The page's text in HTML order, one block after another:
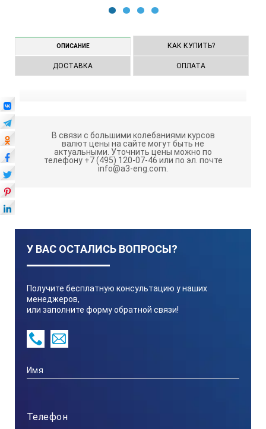
ОПИСАНИЕ КАК КУПИТЬ?
ДОСТАВКА ОПЛАТА
В связи с большими колебаниями курсов
валют цены на сайте могут быть не
актуальными. Уточнить цены можно по
телефону +7 (495) 120-07-46 или по эл. почте
info@a3-eng.com.
У ВАС ОСТАЛИСЬ ВОПРОСЫ?
Получите бесплатную консультацию у наших
менеджеров,
или заполните форму обратной связи!